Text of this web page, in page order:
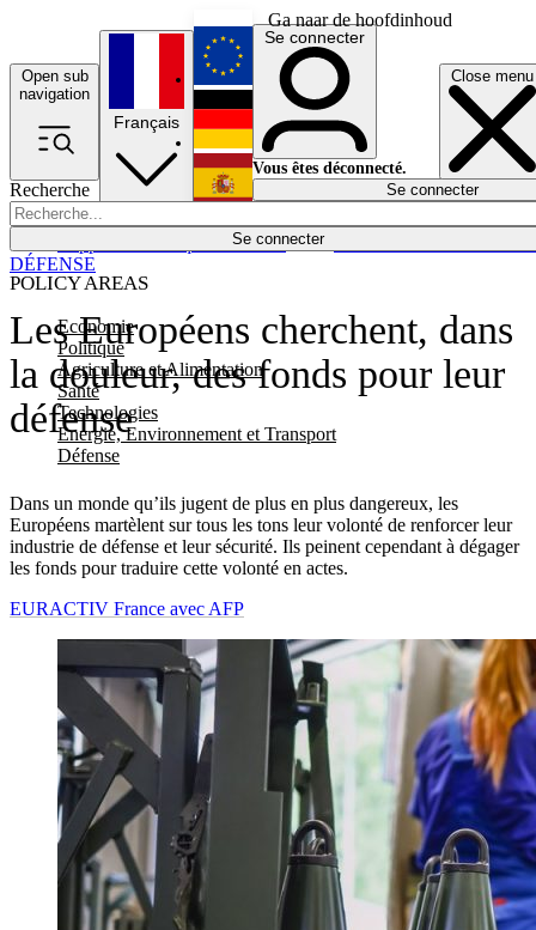
Ga naar de hoofdinhoud
Open sub
navigation
Close menu
Recherche
Se connecter
POLICY AREAS
Economie
Politique
Agriculture et Alimentation
Santé
Technologies
Energie, Environnement et Transport
Défense
Économie
Français
English
Deutsch
Español
Se connecter
Vous êtes déconnecté.
Se connecter
Les Européens cherchent, dans
la douleur, des fonds pour leur
défense
Dans un monde qu’ils jugent de plus en plus dangereux, les
Européens martèlent sur tous les tons leur volonté de renforcer leur
industrie de défense et leur sécurité. Ils peinent cependant à dégager
les fonds pour traduire cette volonté en actes.
DÉFENSE
EURACTIV France avec AFP